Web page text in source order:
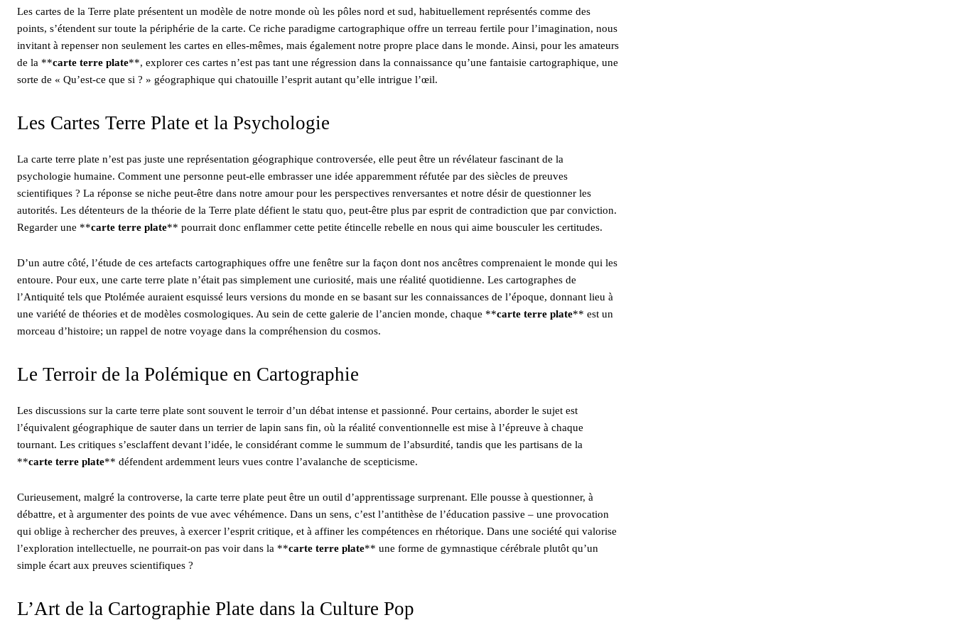
Les cartes de la Terre plate présentent un modèle de notre monde où les pôles nord et sud, habituellement représentés comme des
points, s’étendent sur toute la périphérie de la carte. Ce riche paradigme cartographique offre un terreau fertile pour l’imagination, nous
invitant à repenser non seulement les cartes en elles-mêmes, mais également notre propre place dans le monde. Ainsi, pour les amateurs
de la **carte terre plate**, explorer ces cartes n’est pas tant une régression dans la connaissance qu’une fantaisie cartographique, une
sorte de « Qu’est-ce que si ? » géographique qui chatouille l’esprit autant qu’elle intrigue l’œil.
Les Cartes Terre Plate et la Psychologie
La carte terre plate n’est pas juste une représentation géographique controversée, elle peut être un révélateur fascinant de la
psychologie humaine. Comment une personne peut-elle embrasser une idée apparemment réfutée par des siècles de preuves
scientifiques ? La réponse se niche peut-être dans notre amour pour les perspectives renversantes et notre désir de questionner les
autorités. Les détenteurs de la théorie de la Terre plate défient le statu quo, peut-être plus par esprit de contradiction que par conviction.
Regarder une **carte terre plate** pourrait donc enflammer cette petite étincelle rebelle en nous qui aime bousculer les certitudes.
D’un autre côté, l’étude de ces artefacts cartographiques offre une fenêtre sur la façon dont nos ancêtres comprenaient le monde qui les
entoure. Pour eux, une carte terre plate n’était pas simplement une curiosité, mais une réalité quotidienne. Les cartographes de
l’Antiquité tels que Ptolémée auraient esquissé leurs versions du monde en se basant sur les connaissances de l’époque, donnant lieu à
une variété de théories et de modèles cosmologiques. Au sein de cette galerie de l’ancien monde, chaque **carte terre plate** est un
morceau d’histoire; un rappel de notre voyage dans la compréhension du cosmos.
Le Terroir de la Polémique en Cartographie
Les discussions sur la carte terre plate sont souvent le terroir d’un débat intense et passionné. Pour certains, aborder le sujet est
l’équivalent géographique de sauter dans un terrier de lapin sans fin, où la réalité conventionnelle est mise à l’épreuve à chaque
tournant. Les critiques s’esclaffent devant l’idée, le considérant comme le summum de l’absurdité, tandis que les partisans de la
**carte terre plate** défendent ardemment leurs vues contre l’avalanche de scepticisme.
Curieusement, malgré la controverse, la carte terre plate peut être un outil d’apprentissage surprenant. Elle pousse à questionner, à
débattre, et à argumenter des points de vue avec véhémence. Dans un sens, c’est l’antithèse de l’éducation passive – une provocation
qui oblige à rechercher des preuves, à exercer l’esprit critique, et à affiner les compétences en rhétorique. Dans une société qui valorise
l’exploration intellectuelle, ne pourrait-on pas voir dans la **carte terre plate** une forme de gymnastique cérébrale plutôt qu’un
simple écart aux preuves scientifiques ?
L’Art de la Cartographie Plate dans la Culture Pop